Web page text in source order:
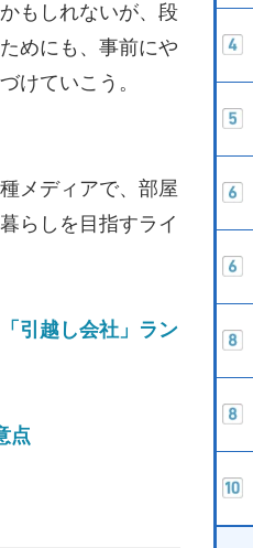
もしれないが、段
めにも、事前にや
けていこう。
メディアで、部屋
らしを目指すライ
引越し会社」ラン
点